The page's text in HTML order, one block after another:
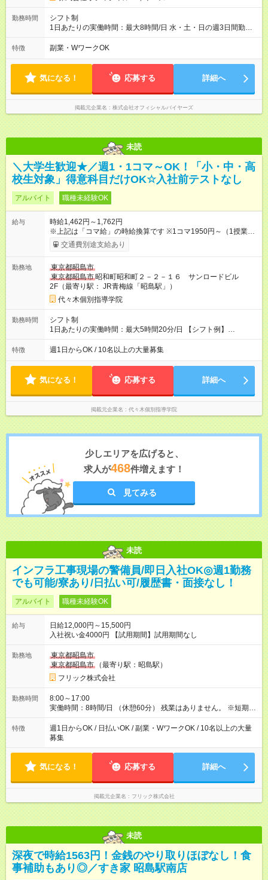
勤務時間
シフト制
1日あたりの実働時間：最大8時間/日 水・土・日の週3日間勤務
1日あたりの実働時間：8時間 シフト例 ・10時00分～19時00分
・9時30分～18時30分
特徴 副業・WワークOK
気になる！ 応募する 詳細へ
掲載元企業名 株式会社オフィシャルバイヤーズ
未読
＼大学生歓迎★／週1・1コマ～OK！「小・中・高
校生対象」得意科目だけOK☆入社前テストなし
アルバイト 職種未経験OK
給与
時給1,462円～1,762円
※上記は「コマ給」の時給換算です ※1コマ1950円～（1授業：
80分）のコマ給制 1コマは授業80分+授業前後の簡単な付随業
務です ◎大学受験英語・数3C・物理・化学担当の場合、1コ
用形態、給与は本採用時と同じです。
交通費別途支給あり
勤務地
東京都昭島市
東京都昭島市 昭和町昭和町２－２－１６ サンロードビル
2F（最寄り駅： JR青梅線「昭島駅」）
代々木個別指導学院
勤務時間
シフト制
1日あたりの実働時間：最大5時間20分/日 【シフト例】
◆ 17:00~21:30 ◆ 18:40~21:30 ◆ 20:10~21:30 ※上記は授業時間
です ◎1日3コマまで入ることができます ◎季節講習は12:30~ 予
相談くださいね◎
特徴 週1日からOK / 10名以上の大量募集
気になる！ 応募する 詳細へ
掲載元企業名 代々木個別指導学院
少しエリアを広げると、
求人が468件増えます！
見てみる
未読
インフラ工事現場の警備員/即日入社OK◎週1勤務
でも可能/寮あり/日払い可/履歴書・面接なし！
アルバイト 職種未経験OK
給与
日給12,000円～15,500円
入社祝い金4000円 【試用期間】試用期間なし
勤務地
東京都昭島市
東京都昭島市
（最寄り駅：昭島駅）
フリック株式会社
勤務時間
8:00～17:00
実働時間：8時間/日 （休憩60分） 残業はありません。 ※短期の
募集は行っておりません。予めご了承くださいませ。
特徴
週1日からOK / 日払いOK / 副業・WワークOK / 10名以上の大量
募集
気になる！ 応募する 詳細へ
掲載元企業名 フリック株式会社
未読
深夜で時給1563円！金銭のやり取りほぼなし！食
事補助もあり◎／すき家 昭島駅南店